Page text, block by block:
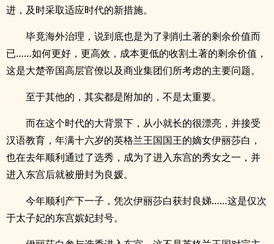
进，及时采取适应时代的新措施。
毕竟海外治理，说到底也是为了剥削土著的剩余价值而
已……如何更好，更高效，成本更低的收割土著的剩余价值，
这是大楚帝国高层官僚以及商业集团们所考虑的主要问题。
至于其他的，其实都是附加的，不是太重要。
而在这个时代的大背景下，从小就长的很漂亮，并接受
汉语教育，年满十六岁的英格兰王国国王的嫡女伊丽莎白，
也在去年顺利通过了选秀，成为了进入东宫的秀女之一，并
进入东宫后就被册封为良媛。
今年顺利产下一子，凭次伊丽莎白获封良娣……这是仅次
于太子妃的东宫嫔妃封号。